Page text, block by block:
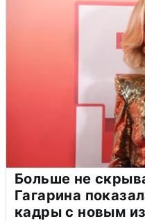
Больше не
Гагарина
кадры с новым